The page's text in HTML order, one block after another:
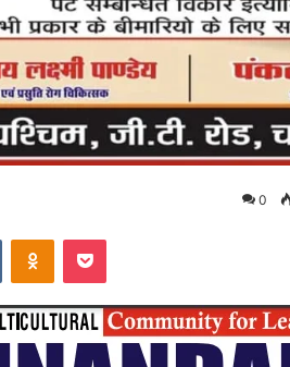
0
VKontakteOdnoklassniki
Pocket